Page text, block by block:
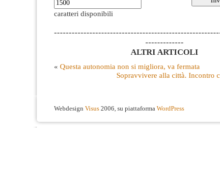
caratteri disponibili
-------------
ALTRI ARTICOLI
« Questa autonomia non si migliora, va fermata
Sopravvivere alla città. Incontro
Webdesign Visus 2006, su piattaforma WordPress